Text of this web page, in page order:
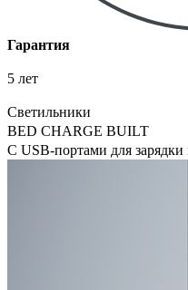
Гарантия
5 лет
Светильники
BED CHARGE BUILT
С USB-портами для